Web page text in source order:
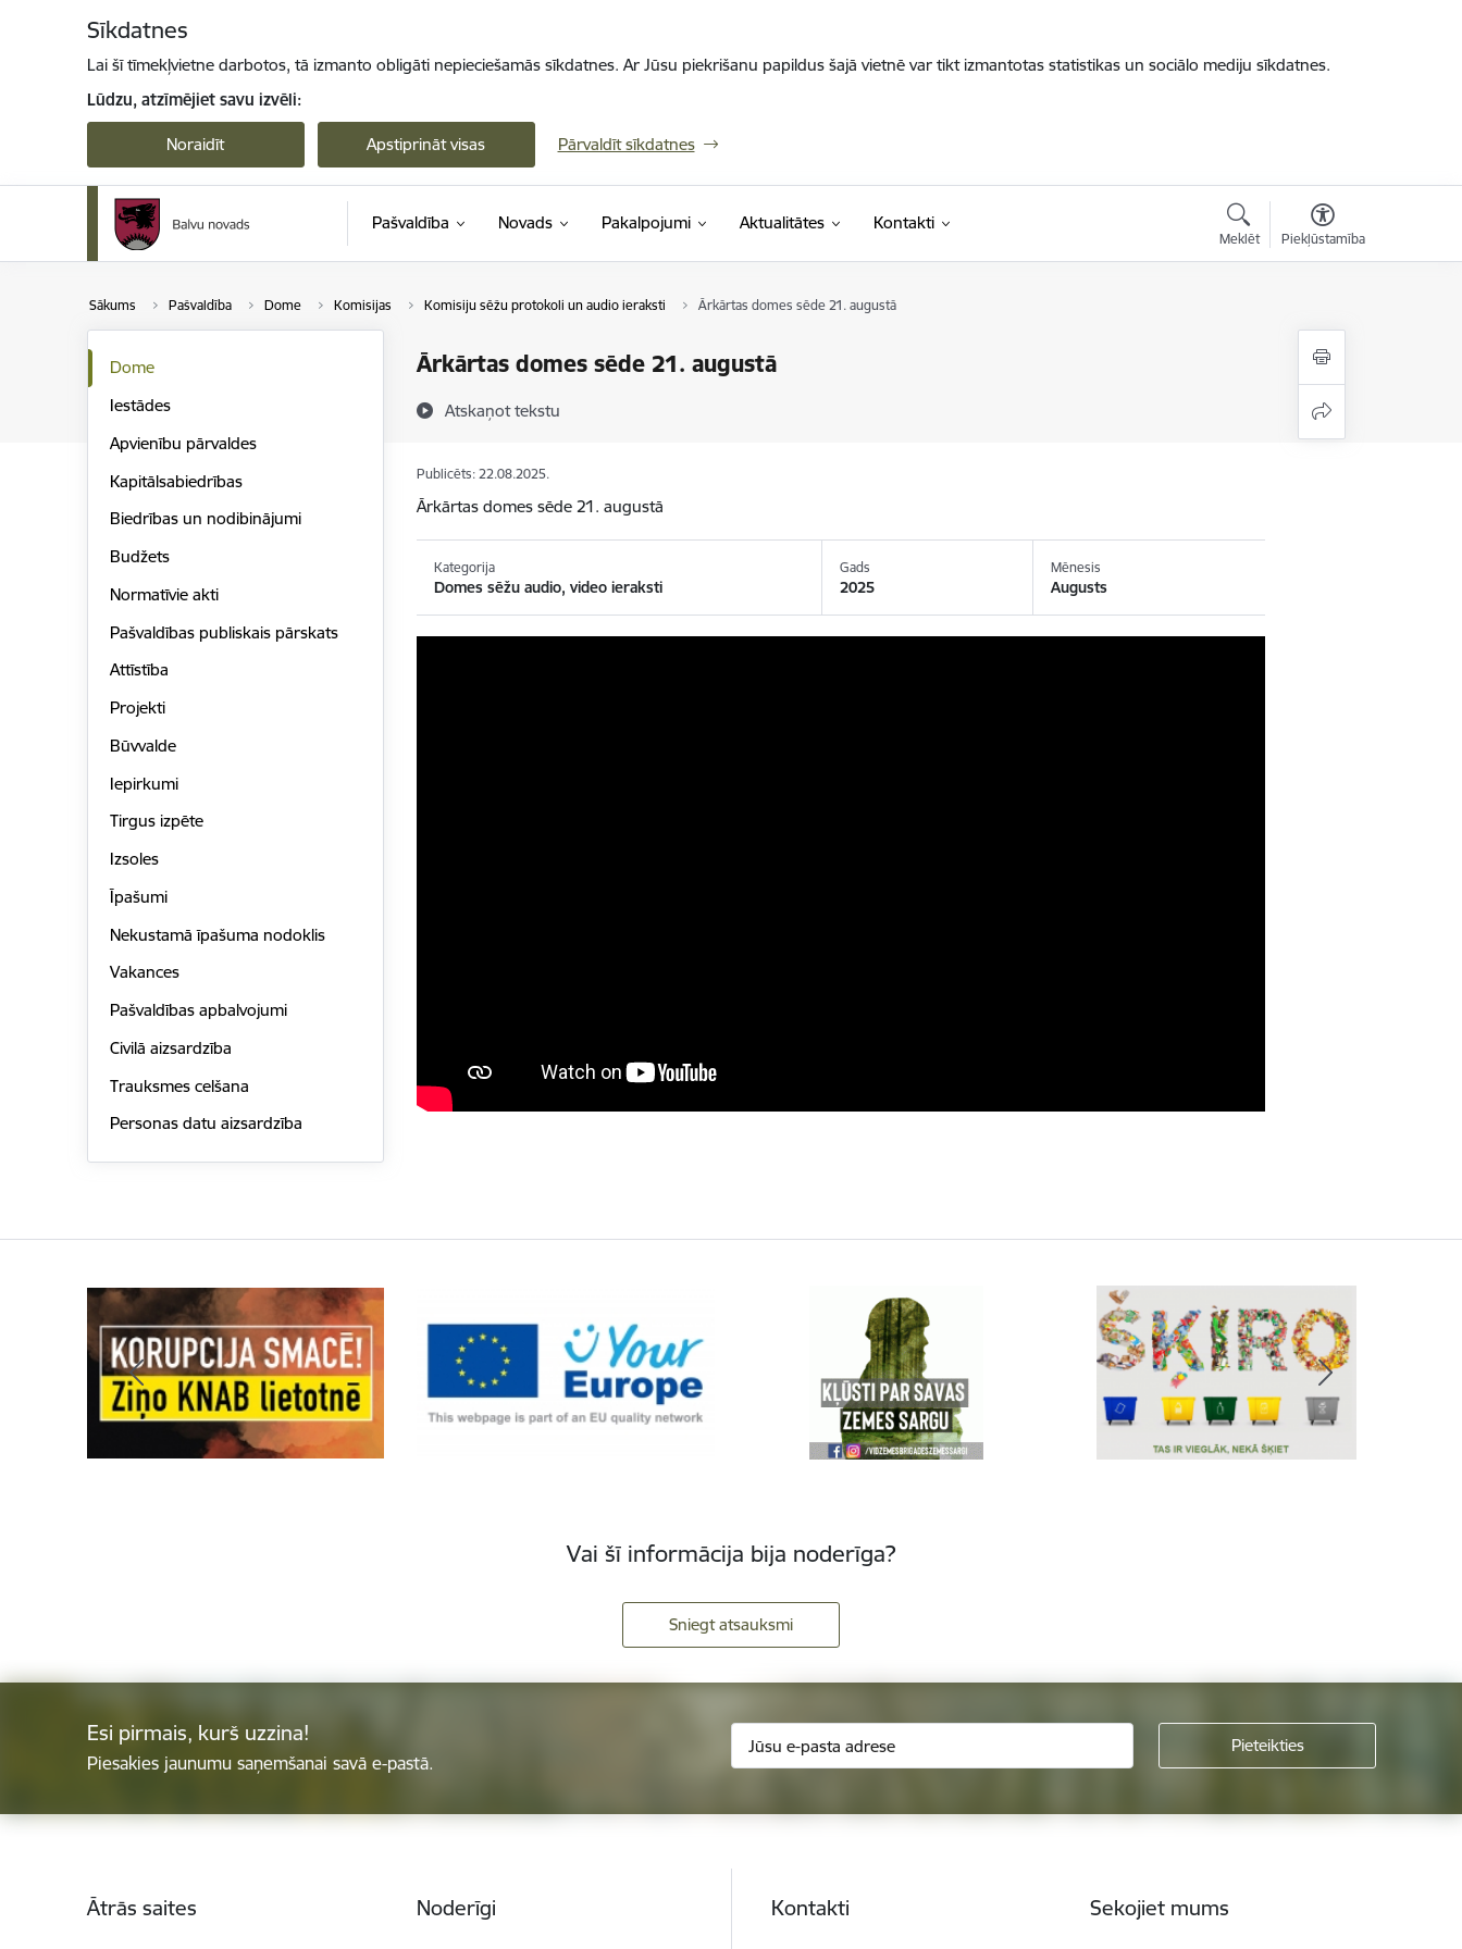
Sīkdatnes
Lai šī tīmekļvietne darbotos, tā izmanto obligāti nepieciešamās sīkdatnes. Ar Jūsu piekrišanu papildus šajā vietnē var tikt izmantotas statistikas un sociālo mediju sīkdatnes.
Lūdzu, atzīmējiet savu izvēli:
Noraidīt Apstiprināt visas Pārvaldīt sīkdatnes
Pašvaldība Novads Pakalpojumi Aktualitātes Kontakti
Meklēt Piekļūstamība
Sākums Pašvaldība Dome Komisijas Komisiju sēžu protokoli un audio ieraksti Ārkārtas domes sēde 21. augustā
Ārkārtas domes sēde 21. augustā
Atskaņot tekstu
Dome
Iestādes
Apvienību pārvaldes
Kapitālsabiedrības
Biedrības un nodibinājumi
Budžets
Normatīvie akti
Pašvaldības publiskais pārskats
Attīstība
Projekti
Būvvalde
Iepirkumi
Tirgus izpēte
Izsoles
Īpašumi
Nekustamā īpašuma nodoklis
Vakances
Pašvaldības apbalvojumi
Civilā aizsardzība
Trauksmes celšana
Personas datu aizsardzība
Publicēts: 22.08.2025.
Ārkārtas domes sēde 21. augustā
Kategorija
Domes sēžu audio, video ieraksti
Gads
2025
Mēnesis
Augusts
Vai šī informācija bija noderīga?
Sniegt atsauksmi
Esi pirmais, kurš uzzina!
Piesakies jaunumu saņemšanai savā e-pastā.
Ātrās saites Noderīgi Kontakti Sekojiet mums